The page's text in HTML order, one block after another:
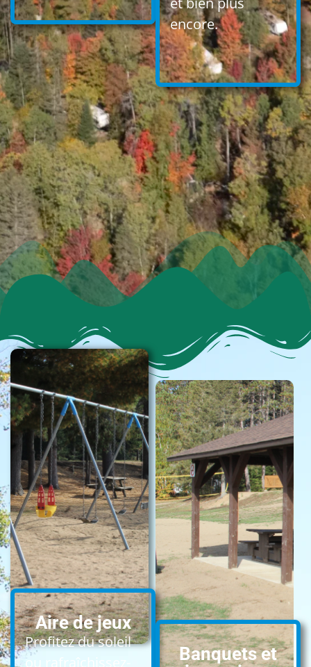
encore.
Aire de jeux
Profitez du soleil
ou rafraîchissez-
Banquets et